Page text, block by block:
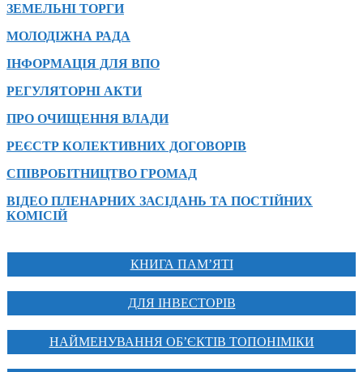
ЗЕМЕЛЬНІ ТОРГИ
МОЛОДІЖНА РАДА
ІНФОРМАЦІЯ ДЛЯ ВПО
РЕГУЛЯТОРНІ АКТИ
ПРО ОЧИЩЕННЯ ВЛАДИ
РЕЄСТР КОЛЕКТИВНИХ ДОГОВОРІВ
СПІВРОБІТНИЦТВО ГРОМАД
ВІДЕО ПЛЕНАРНИХ ЗАСІДАНЬ ТА ПОСТІЙНИХ
КОМІСІЙ
КНИГА ПАМ’ЯТІ
ДЛЯ ІНВЕСТОРІВ
НАЙМЕНУВАННЯ ОБ’ЄКТІВ ТОПОНІМІКИ